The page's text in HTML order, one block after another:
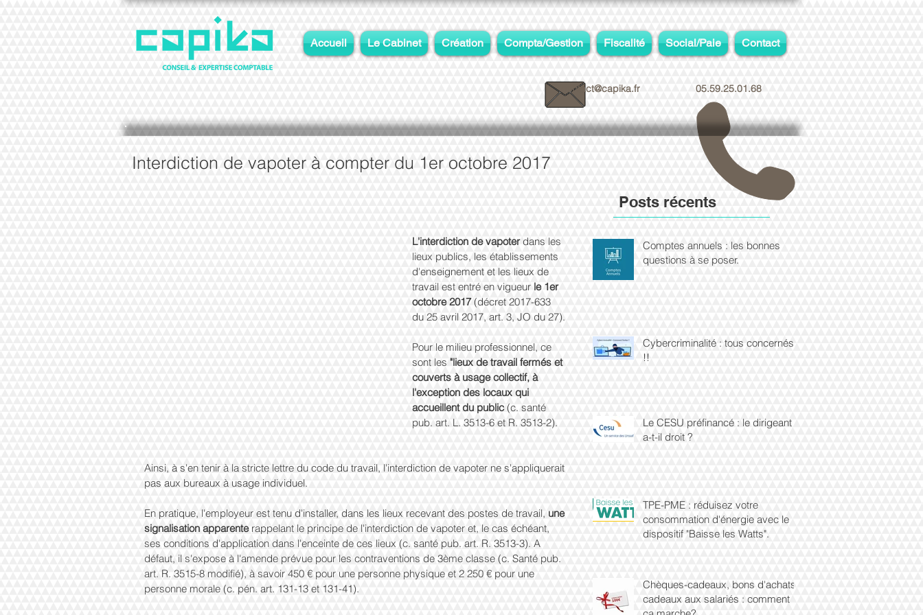
Accueil Le Cabinet Création Compta/Gestion Fiscalité Social/Paie Contact
contact@capika.fr 05.59.25.01.68
Interdiction de vapoter à compter du 1er octobre 2017
L'interdiction de vapoter dans les
lieux publics, les établissements
d'enseignement et les lieux de
travail est entré en vigueur le 1er
octobre 2017 (décret 2017-633
du 25 avril 2017, art. 3, JO du 27).
Pour le milieu professionnel, ce
sont les "lieux de travail fermés et
couverts à usage collectif, à
l'exception des locaux qui
accueillent du public (c. santé
pub. art. L. 3513-6 et R. 3513-2).
Ainsi, à s'en tenir à la stricte lettre du code du travail, l'interdiction de vapoter ne s'appliquerait
pas aux bureaux à usage individuel.
En pratique, l'employeur est tenu d'installer, dans les lieux recevant des postes de travail, une
signalisation apparente rappelant le principe de l'interdiction de vapoter et, le cas échéant,
ses conditions d'application dans l'enceinte de ces lieux (c. santé pub. art. R. 3513-3). A
défaut, il s'expose à l'amende prévue pour les contraventions de 3ème classe (c. Santé pub.
art. R. 3515-8 modifié), à savoir 450 € pour une personne physique et 2 250 € pour une
personne morale (c. pén. art. 131-13 et 131-41).
Posts récents
Comptes annuels : les bonnes
questions à se poser.
Cybercriminalité : tous concernés
!!
Le CESU préfinancé : le dirigeant
a-t-il droit ?
TPE-PME : réduisez votre
consommation d'énergie avec le
dispositif "Baisse les Watts".
Chèques-cadeaux, bons d'achats,
cadeaux aux salariés : comment